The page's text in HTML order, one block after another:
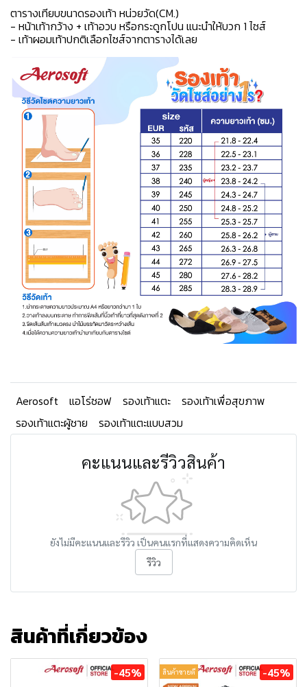
ตารางเทียบขนาดรองเท้า หน่วยวัด(CM.)
- หน้าเท้ากว้าง + เท้าอวบ หรือกระดูกโปน แนะนำให้บวก 1 ไซส์
- เท้าผอมเท้าปกติเลือกไซส์จากตารางได้เลย
Aerosoft แอโร่ซอฟ รองเท้าแตะ
รองเท้าเพื่อสุขภาพ
รองเท้าแตะผู้ชาย
รองเท้าแตะแบบสวม
คะแนนและรีวิวสินค้า
ยังไม่มีคะแนนและรีวิว เป็นคนแรกที่แสดงความคิดเห็น
รีวิว
สินค้าที่เกี่ยวข้อง
-45% สินค้าขายดี -45%